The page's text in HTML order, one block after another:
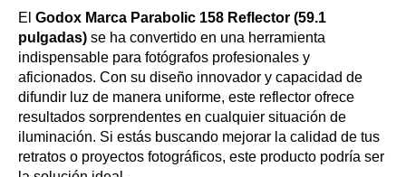
El Godox Marca Parabolic 158 Reflector (59.1
pulgadas) se ha convertido en una herramienta
indispensable para fotógrafos profesionales y
aficionados. Con su diseño innovador y capacidad de
difundir luz de manera uniforme, este reflector ofrece
resultados sorprendentes en cualquier situación de
iluminación. Si estás buscando mejorar la calidad de tus
retratos o proyectos fotográficos, este producto podría ser